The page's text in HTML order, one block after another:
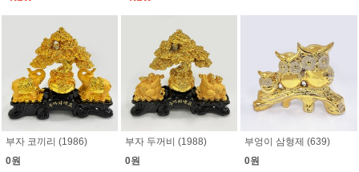
부자 코끼리 (1986)
0원
부자 두꺼비 (1988)
0원
부엉이 삼형제 (639)
0원